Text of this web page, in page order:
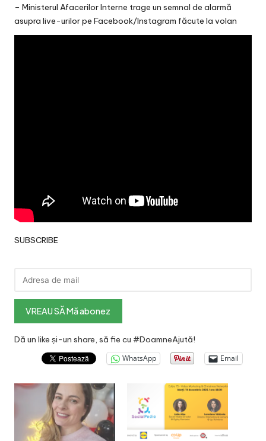
– Ministerul Afacerilor Interne trage un semnal de alarmă
asupra live-urilor pe Facebook/Instagram făcute la volan
SUBSCRIBE
Dă un like și-un share, să fie cu #DoamneAjută!
WhatsApp Email